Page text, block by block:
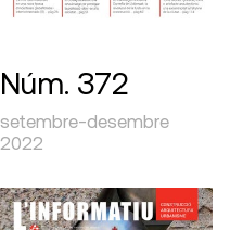
Núm. 372
setembre-desembre
2022